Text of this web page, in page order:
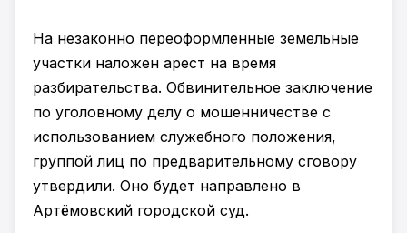
На незаконно переоформленные земельные
участки наложен арест на время
разбирательства. Обвинительное заключение
по уголовному делу о мошенничестве с
использованием служебного положения,
группой лиц по предварительному сговору
утвердили. Оно будет направлено в
Артёмовский городской суд.